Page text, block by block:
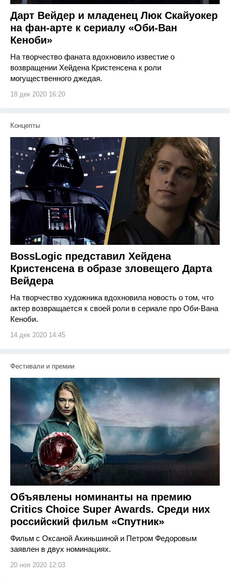
Дарт Вейдер и младенец Люк Скайуокер
на фан-арте к сериалу «Оби-Ван
Кеноби»
На творчество фаната вдохновило известие о
возвращении Хейдена Кристенсена к роли
могущественного джедая.
18 дек 2020 16:20
Концепты
BossLogic представил Хейдена
Кристенсена в образе зловещего Дарта
Вейдера
На творчество художника вдохновила новость о том, что
актер возвращается к своей роли в сериале про Оби-Вана
Кеноби.
14 дек 2020 14:45
Фестивали и премии
Объявлены номинанты на премию
Critics Choice Super Awards. Среди них
российский фильм «Спутник»
Фильм с Оксаной Акиньшиной и Петром Федоровым
заявлен в двух номинациях.
20 ноя 2020 12:03